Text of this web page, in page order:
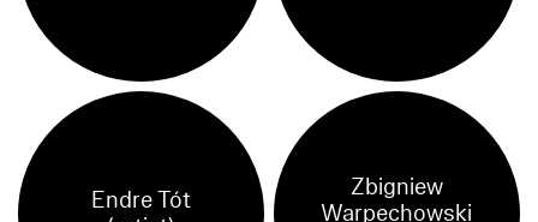
Endre Tót
Zbigniew
Warpechowski